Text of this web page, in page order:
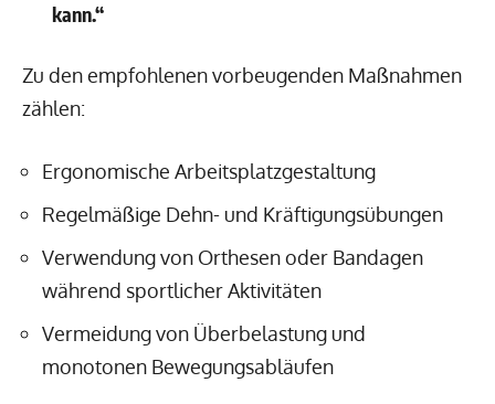
kann.“
Zu den empfohlenen vorbeugenden Maßnahmen
zählen:
Ergonomische Arbeitsplatzgestaltung
Regelmäßige Dehn- und Kräftigungsübungen
Verwendung von Orthesen oder Bandagen
während sportlicher Aktivitäten
Vermeidung von Überbelastung und
monotonen Bewegungsabläufen